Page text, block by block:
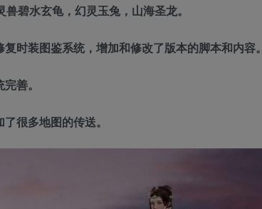
碧水玄龟，幻灵玉兔，山海圣龙。
时装图鉴系统，增加和修改了版本的脚本和内容。
善。
很多地图的传送。